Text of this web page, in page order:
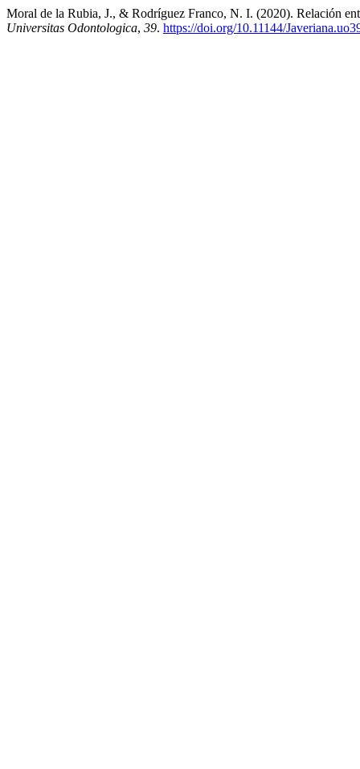
Moral de la Rubia, J., & Rodríguez Franco, N. I. (2020). Relación
Universitas Odontologica, 39. https://doi.org/10.11144/